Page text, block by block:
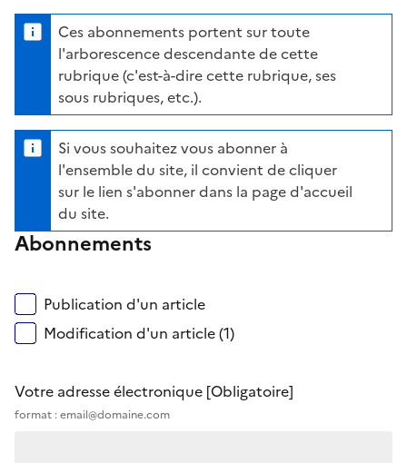
Ces abonnements portent sur toute
l'arborescence descendante de cette
rubrique (c'est-à-dire cette rubrique, ses
sous rubriques, etc.).
Si vous souhaitez vous abonner à
l'ensemble du site, il convient de cliquer
sur le lien s'abonner dans la page d'accueil
du site.
Abonnements
Publication d'un article
Modification d'un article (1)
Votre adresse électronique [Obligatoire]
format : email@domaine.com